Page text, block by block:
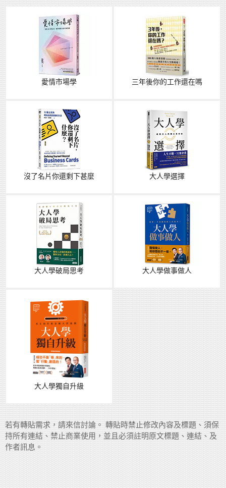
愛情市場學 三年後你的工作還在嗎
沒了名片你還剩下甚麼 大人學選擇
大人學破局思考 大人學做事做人
大人學獨自升級
若有轉貼需求，請來信討論。 轉貼時禁止修改內容及標題、須保
持所有連結、禁止商業使用，並且必須註明原文標題、連結、及
作者訊息。